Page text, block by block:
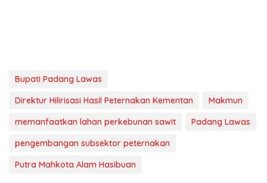
Bupati Padang Lawas
Direktur Hilirisasi Hasil Peternakan Kementan
Makmun
memanfaatkan lahan perkebunan sawit
Padang Lawas
pengembangan subsektor peternakan
Putra Mahkota Alam Hasibuan